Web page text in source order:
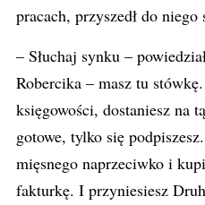
pracach, przyszedł do niego
– Słuchaj synku –
Robercika – masz tu
księgowości, dostaniesz na
gotowe, tylko się
mięsnego naprzeciwko i
fakturkę. I przyniesiesz